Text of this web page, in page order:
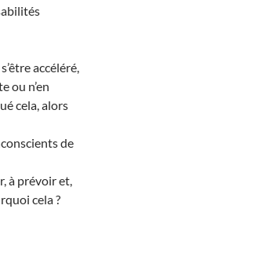
accéléré,
ou n’en
cela, alors
de
à prévoir et,
cela ?